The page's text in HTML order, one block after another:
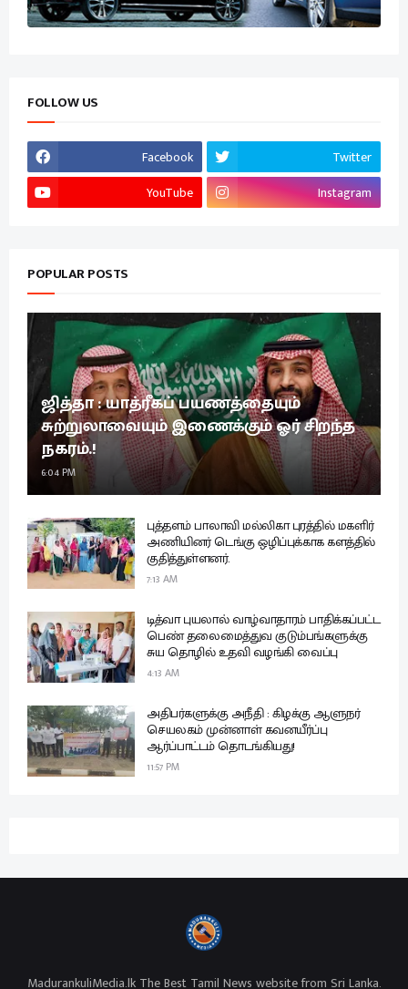
FOLLOW US
Facebook
Twitter
YouTube
Instagram
POPULAR POSTS
ஜித்தா : யாத்ரீகப் பயணத்தையும்
சுற்றுலாவையும் இணைக்கும் ஓர் சிறந்த
நகரம்.!
6:04 PM
புத்தளம் பாலாவி மல்லிகா புரத்தில் மகளிர்
அணியினர் டெங்கு ஒழிப்புக்காக களத்தில்
குதித்துள்ளனர்.
7:13 AM
டித்வா புயலால் வாழ்வாதாரம் பாதிக்கப்பட்ட
பெண் தலைமைத்துவ குடும்பங்களுக்கு
சுய தொழில் உதவி வழங்கி வைப்பு
4:13 AM
அதிபர்களுக்கு அநீதி : கிழக்கு ஆளுநர்
செயலகம் முன்னாள் கவனயீர்ப்பு
ஆர்ப்பாட்டம் தொடங்கியது!
11:57 PM
MadurankuliMedia.lk The Best Tamil News website from Sri Lanka.